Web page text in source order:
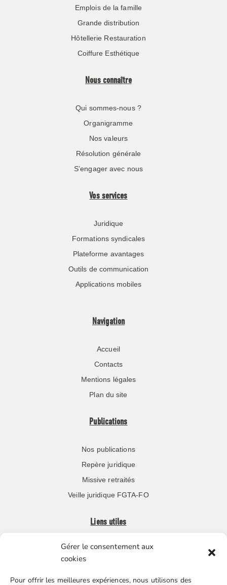
Gérer le consentement aux
cookies
Pour offrir les meilleures expériences, nous utilisons des
Emplois de la famille
Grande distribution
Hôtellerie Restauration
Coiffure Esthétique
Nous connaître
Qui sommes-nous ?
Organigramme
Nos valeurs
Résolution générale
S’engager avec nous
Vos services
Juridique
Formations syndicales
Plateforme avantages
Outils de communication
Applications mobiles
Navigation
Accueil
Contacts
Mentions légales
Plan du site
Publications
Nos publications
Repère juridique
Missive retraités
Veille juridique FGTA-FO
Liens utiles
Boutique en ligne
Nos partenaires